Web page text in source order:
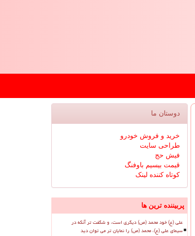
دوستان ما
خرید و فروش خودرو
طراحی سایت
فیش حج
قیمت بیسیم باوفنگ
کوتاه کننده لینک
پربیننده ترین ها
علی (ع) خود محمد (ص) دیگری است، و شگفت تر آنکه در
سیمای علی (ع)، محمد (ص) را نمایان تر می توان دید